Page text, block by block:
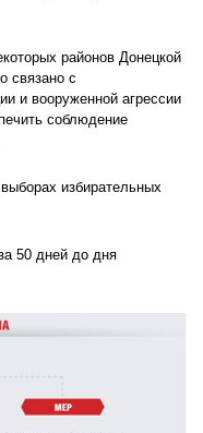
районов Донецкой
связано с
и вооруженной агрессии
соблюдение
избирательных
50 дней до дня